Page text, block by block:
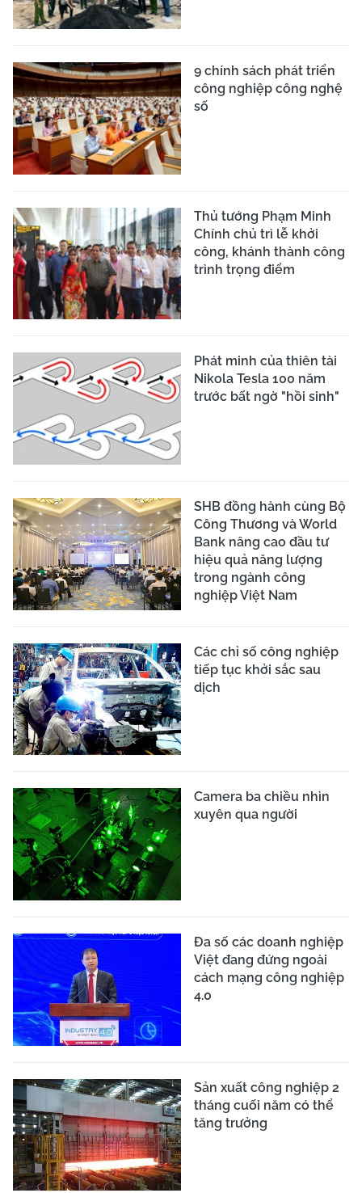
9 chính sách phát triển
công nghiệp công nghệ
số
Thủ tướng Phạm Minh
Chính chủ trì lễ khởi
công, khánh thành công
trình trọng điểm
Phát minh của thiên tài
Nikola Tesla 100 năm
trước bất ngờ "hồi sinh"
SHB đồng hành cùng Bộ
Công Thương và World
Bank nâng cao đầu tư
hiệu quả năng lượng
trong ngành công
nghiệp Việt Nam
Các chỉ số công nghiệp
tiếp tục khởi sắc sau
dịch
Camera ba chiều nhìn
xuyên qua người
Đa số các doanh nghiệp
Việt đang đứng ngoài
cách mạng công nghiệp
4.0
Sản xuất công nghiệp 2
tháng cuối năm có thể
tăng trưởng